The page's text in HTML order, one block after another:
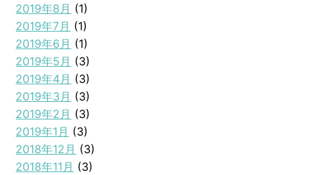
2019年8月 (1)
2019年7月 (1)
2019年6月 (1)
2019年5月 (3)
2019年4月 (3)
2019年3月 (3)
2019年2月 (3)
2019年1月 (3)
2018年12月 (3)
2018年11月 (3)